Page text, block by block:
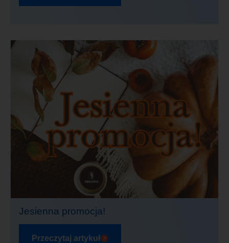
Jesienna promocja!
Przeczytaj artykuł